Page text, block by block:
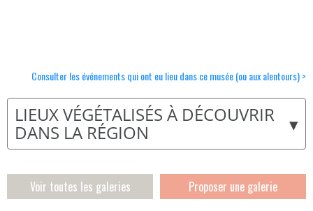
Consulter les événements qui ont eu lieu dans ce musée (ou aux alentours) >
▾
LIEUX VÉGÉTALISÉS À DÉCOUVRIR
DANS LA RÉGION
Voir toutes les galeries Proposer une galerie